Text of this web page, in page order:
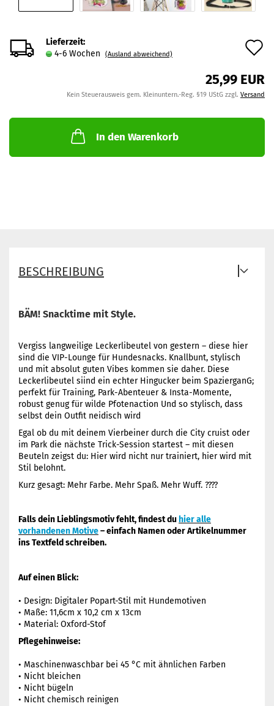
Lieferzeit:
4-6 Wochen
(Ausland abweichend)
25,99 EUR
Kein Steuerausweis gem. Kleinuntern.-Reg. §19 UStG zzgl. Versand
In den Warenkorb
BESCHREIBUNG
BÄM! Snacktime mit Style.
Vergiss langweilige Leckerlibeutel von gestern – diese hier
sind die VIP-Lounge für Hundesnacks. Knallbunt, stylisch
und mit absolut guten Vibes kommen sie daher. Diese
Leckerlibeutel siind ein echter Hingucker beim SpazierganG;
perfekt für Training, Park-Abenteuer & Insta-Momente,
robust genug für wilde Pfotenaction Und so stylisch, dass
selbst dein Outfit neidisch wird
Egal ob du mit deinem Vierbeiner durch die City cruist oder
im Park die nächste Trick-Session startest – mit diesen
Beuteln zeigst du: Hier wird nicht nur trainiert, hier wird mit
Stil belohnt.
Kurz gesagt: Mehr Farbe. Mehr Spaß. Mehr Wuff. ????
Falls dein Lieblingsmotiv fehlt, findest du hier alle
vorhandenen Motive– einfach Namen oder Artikelnummer
ins Textfeld schreiben.
Auf einen Blick:
• Design: Digitaler Popart-Stil mit Hundemotiven
• Maße: 11,6cm x 10,2 cm x 13cm
• Material: Oxford-Stof
Pflegehinweise:
• Maschinenwaschbar bei 45 °C mit ähnlichen Farben
• Nicht bleichen
• Nicht bügeln
• Nicht chemisch reinigen